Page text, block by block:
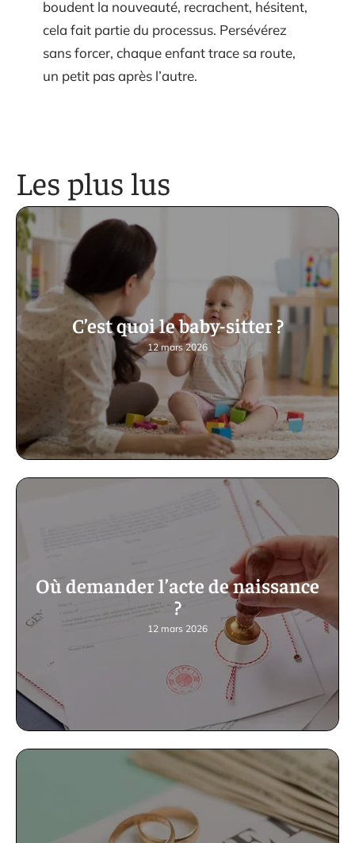
boudent la nouveauté, recrachent, hésitent,
cela fait partie du processus. Persévérez
sans forcer, chaque enfant trace sa route,
un petit pas après l’autre.
Les plus lus
C’est quoi le baby-sitter ?
12 mars 2026
Où demander l’acte de naissance
?
12 mars 2026